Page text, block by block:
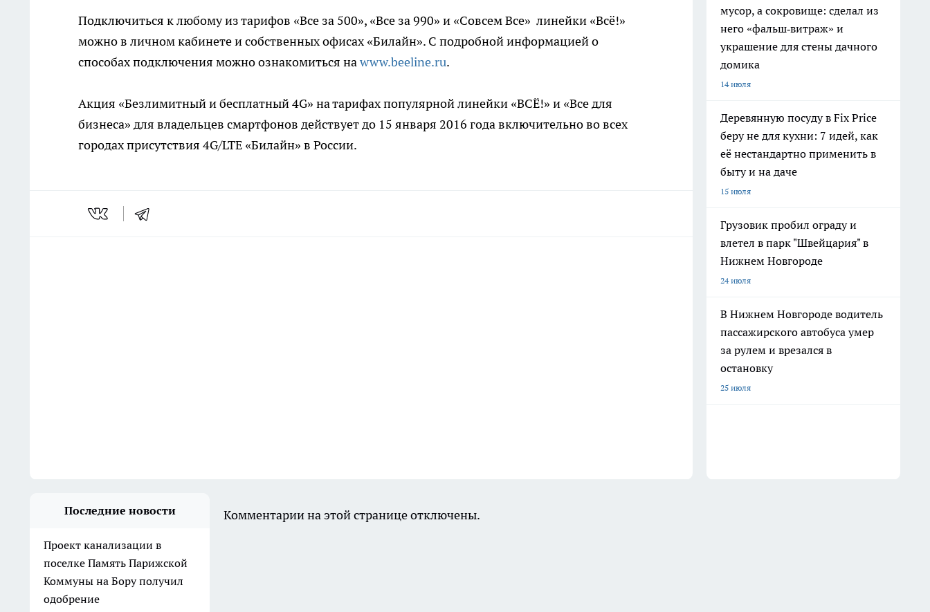
Подключиться к любому из тарифов «Все за 500», «Все за 990» и «Совсем Все» линейки «Всё!»
можно в личном кабинете и собственных офисах «Билайн». С подробной информацией о
способах подключения можно ознакомиться наwww.beeline.ru.
Акция «Безлимитный и бесплатный 4G» на тарифах популярной линейки «ВСЁ!» и «Все для
бизнеса» для владельцев смартфонов действует до 15 января 2016 года включительно во всех
городах присутствия 4G/LTE «Билайн» в России.
мусор, а сокровище: сделал из
него «фальш‑витраж» и
украшение для стены дачного
домика
14 июля
Деревянную посуду в Fix Price
беру не для кухни: 7 идей, как
её нестандартно применить в
быту и на даче
15 июля
Грузовик пробил ограду и
влетел в парк "Швейцария" в
Нижнем Новгороде
24 июля
В Нижнем Новгороде водитель
пассажирского автобуса умер
за рулем и врезался в
остановку
25 июля
Последние новости
Проект канализации в
поселке Память Парижской
Коммуны на Бору получил
одобрение
Комментарии на этой странице отключены.